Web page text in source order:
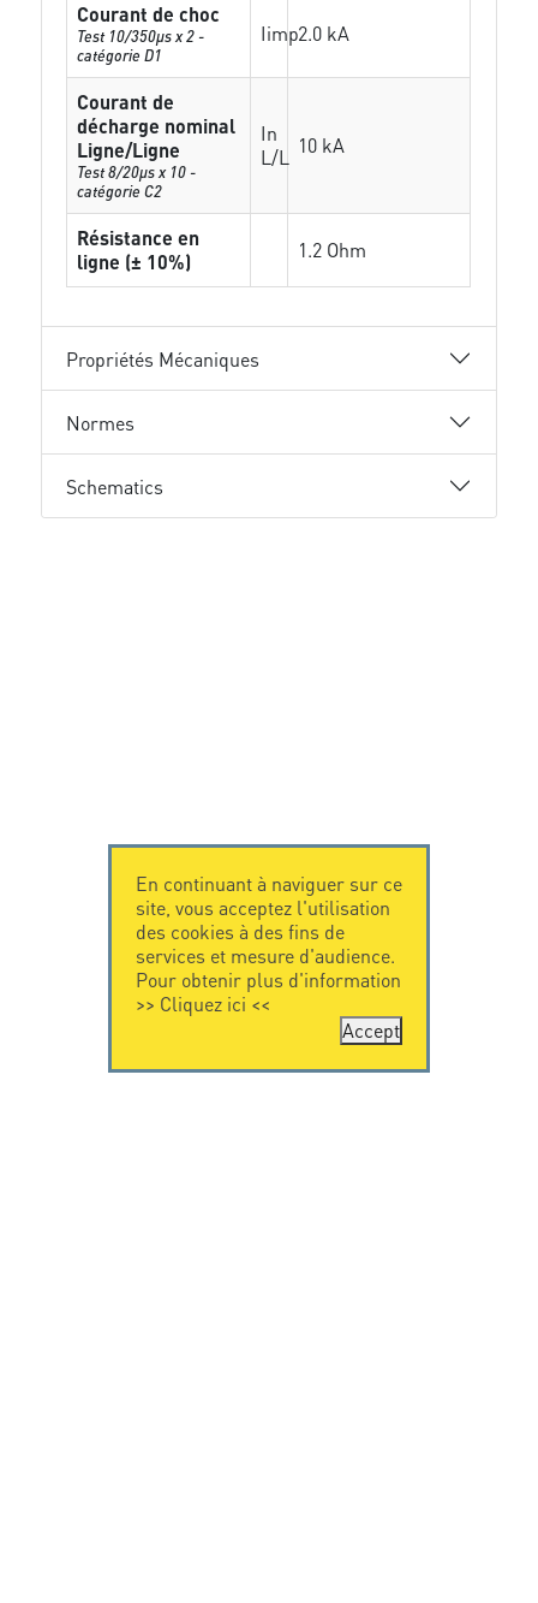
Courant de choc
Test 10/350µs x 2 -
catégorie D1
Iimp2.0 kA
Courant de
décharge nominal
Ligne/Ligne
Test 8/20µs x 10 -
catégorie C2
In
L/L
10 kA
Résistance en
ligne (± 10%)
1.2 Ohm
Propriétés Mécaniques
Normes
Schematics
En continuant à naviguer sur ce
site, vous acceptez l'utilisation
des cookies à des fins de
services et mesure d'audience.
Pour obtenir plus d'information
>> Cliquez ici <<
Accept